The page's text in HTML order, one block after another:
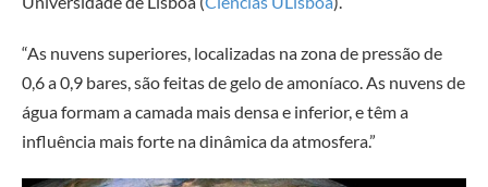
“As nuvens superiores, localizadas na zona de pressão de
0,6 a 0,9 bares, são feitas de gelo de amoníaco. As nuvens de
água formam a camada mais densa e inferior, e têm a
influência mais forte na dinâmica da atmosfera.”